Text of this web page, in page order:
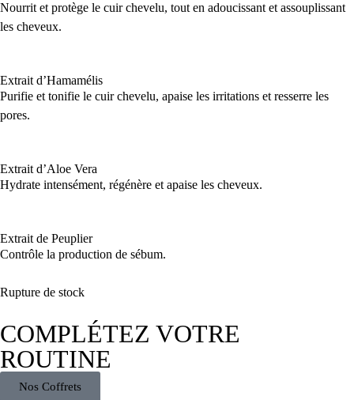
Nourrit et protège le cuir chevelu, tout en adoucissant et assouplissant
les cheveux.
Extrait d’Hamamélis
Purifie et tonifie le cuir chevelu, apaise les irritations et resserre les
pores.
Extrait d’Aloe Vera
Hydrate intensément, régénère et apaise les cheveux.
Extrait de Peuplier
Contrôle la production de sébum.
Rupture de stock
COMPLÉTEZ VOTRE
ROUTINE
Nos Coffrets